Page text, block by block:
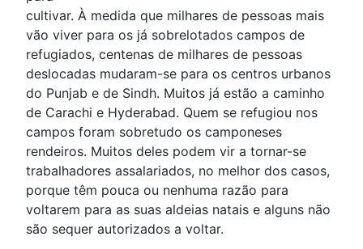
cultivar. À medida que milhares de pessoas mais
vão viver para os já sobrelotados campos de
refugiados, centenas de milhares de pessoas
deslocadas mudaram-se para os centros urbanos
do Punjab e de Sindh. Muitos já estão a caminho
de Carachi e Hyderabad. Quem se refugiou nos
campos foram sobretudo os camponeses
rendeiros. Muitos deles podem vir a tornar-se
trabalhadores assalariados, no melhor dos casos,
porque têm pouca ou nenhuma razão para
voltarem para as suas aldeias natais e alguns não
são sequer autorizados a voltar.